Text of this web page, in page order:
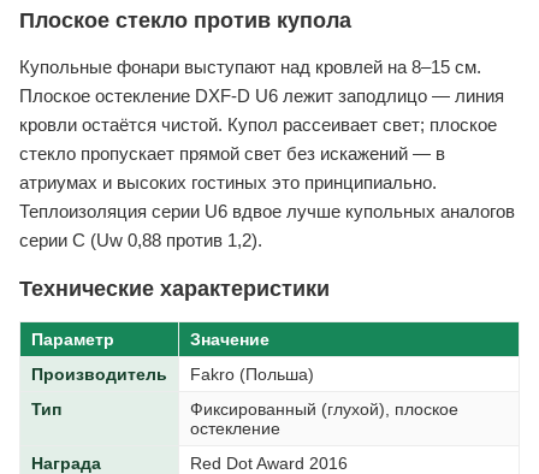
Плоское стекло против купола
Купольные фонари выступают над кровлей на 8–15 см.
Плоское остекление DXF-D U6 лежит заподлицо — линия
кровли остаётся чистой. Купол рассеивает свет; плоское
стекло пропускает прямой свет без искажений — в
атриумах и высоких гостиных это принципиально.
Теплоизоляция серии U6 вдвое лучше купольных аналогов
серии C (Uw 0,88 против 1,2).
Технические характеристики
Параметр
Значение
Производитель
Fakro (Польша)
Тип
Фиксированный (глухой), плоское
остекление
Награда
Red Dot Award 2016